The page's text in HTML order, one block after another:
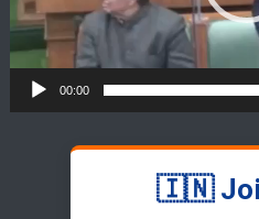
00:00
🇮🇳